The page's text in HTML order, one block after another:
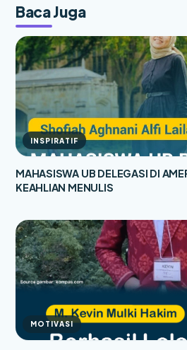
Baca Juga
INSPIRATIF
MAHASISWA UB DELEGASI DI
KEAHLIAN MENULIS
MOTIVASI